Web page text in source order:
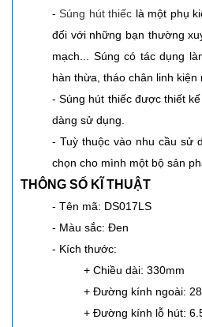
-Súng hút thiếc là một phụ
đối với những bạn thường
mạch... Súng có tác dụng
hàn thừa, tháo chân linh kiện
- Súng hút thiếc được thiết
dàng sử dụng.
- Tuỳ thuộc vào nhu cầu sử
chọn cho mình một bộ sản
THÔNG SỐ KĨ THUẬT
- Tên mã: DS017LS
- Màu sắc: Đen
- Kích thước:
+ Chiều dài: 330mm
+ Đường kính ngoài:
+ Đường kính lỗ hút: